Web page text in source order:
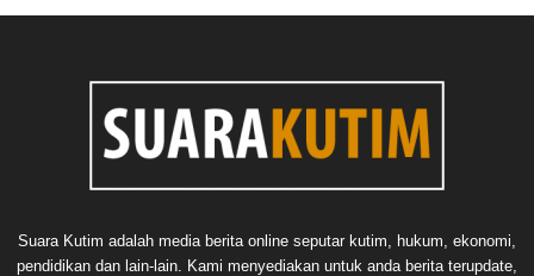
Suara Kutim adalah media berita online seputar kutim, hukum, ekonomi,
pendidikan dan lain-lain. Kami menyediakan untuk anda berita terupdate,